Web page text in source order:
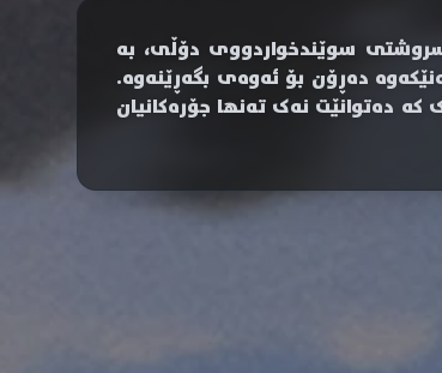
سوێندخواردووی دۆڵی، بە
دەڕۆن بۆ ئەوەی بگەڕێنەوە.
دەتوانێت نەک تەنها جۆرەکانیان